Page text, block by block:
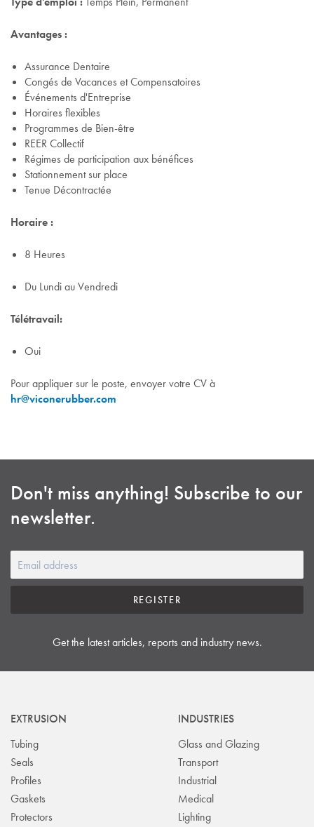
Avantages :
Assurance Dentaire
Congés de Vacances et Compensatoires
Événements d'Entreprise
Horaires flexibles
Programmes de Bien-être
REER Collectif
Régimes de participation aux bénéfices
Stationnement sur place
Tenue Décontractée
Horaire :
8 Heures
Du Lundi au Vendredi
Télétravail:
Oui
Pour appliquer sur le poste, envoyer votre CV à
hr@viconerubber.com
Don't miss anything! Subscribe to our
newsletter.
REGISTER
Get the latest articles, reports and industry news.
EXTRUSION
Tubing
Seals
Profiles
Gaskets
Protectors
INDUSTRIES
Glass and Glazing
Transport
Industrial
Medical
Lighting